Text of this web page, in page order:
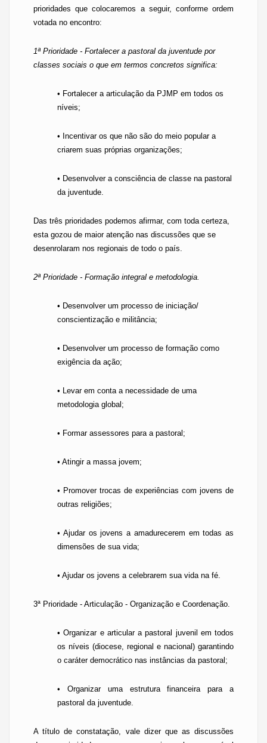
prioridades que colocaremos a seguir, conforme ordem
votada no encontro:
1ª Prioridade - Fortalecer a pastoral da juventude por
classes sociais o que em termos concretos significa:
• Fortalecer a articulação da PJMP em todos os
níveis;
• Incentivar os que não são do meio popular a
criarem suas próprias organizações;
• Desenvolver a consciência de classe na pastoral
da juventude.
Das três prioridades podemos afirmar, com toda certeza,
esta gozou de maior atenção nas discussões que se
desenrolaram nos regionais de todo o país.
2ª Prioridade - Formação integral e metodologia.
• Desenvolver um processo de iniciação/
conscientização e militância;
• Desenvolver um processo de formação como
exigência da ação;
• Levar em conta a necessidade de uma
metodologia global;
• Formar assessores para a pastoral;
• Atingir a massa jovem;
• Promover trocas de experiências com jovens de
outras religiões;
• Ajudar os jovens a amadurecerem em todas as
dimensões de sua vida;
• Ajudar os jovens a celebrarem sua vida na fé.
3ª Prioridade - Articulação - Organização e Coordenação.
• Organizar e articular a pastoral juvenil em todos
os níveis (diocese, regional e nacional) garantindo
o caráter democrático nas instâncias da pastoral;
• Organizar uma estrutura financeira para a
pastoral da juventude.
A título de constatação, vale dizer que as discussões